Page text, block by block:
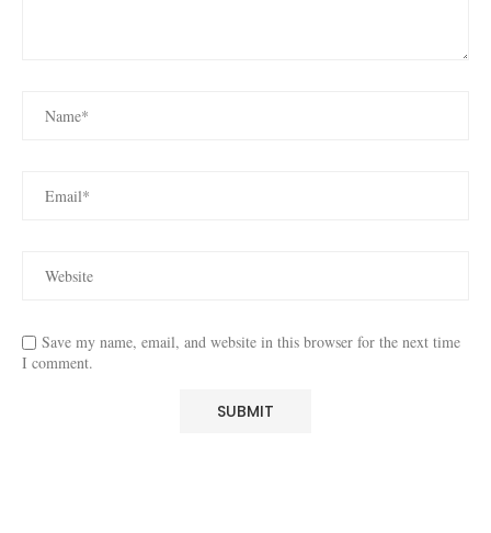
Save my name, email, and website in this browser for the next time
I comment.